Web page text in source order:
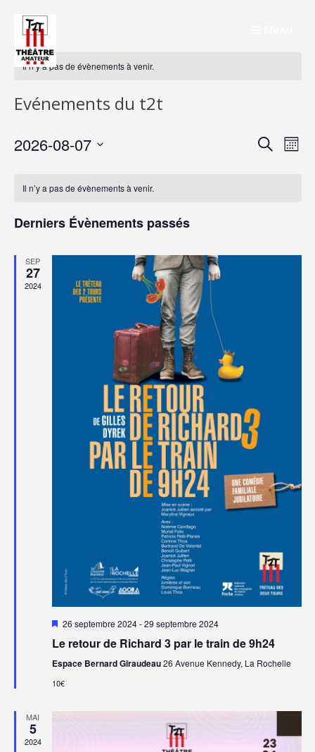
content
Il n’y a pas de évènements à venir.
Evénements du t2t
vues
Recherche
Mois
2026-08-07
une
Il n’y a pas de évènements à venir.
Derniers Évènements passés
SEP
27
2024
Mis
avant
26 septembre 2024-29 septembre 2024
Le retour de Richard 3 par le train de 9h24
Espace Bernard Giraudeau26 Avenue Kennedy, La Rochelle
10€
MAI
5
2024